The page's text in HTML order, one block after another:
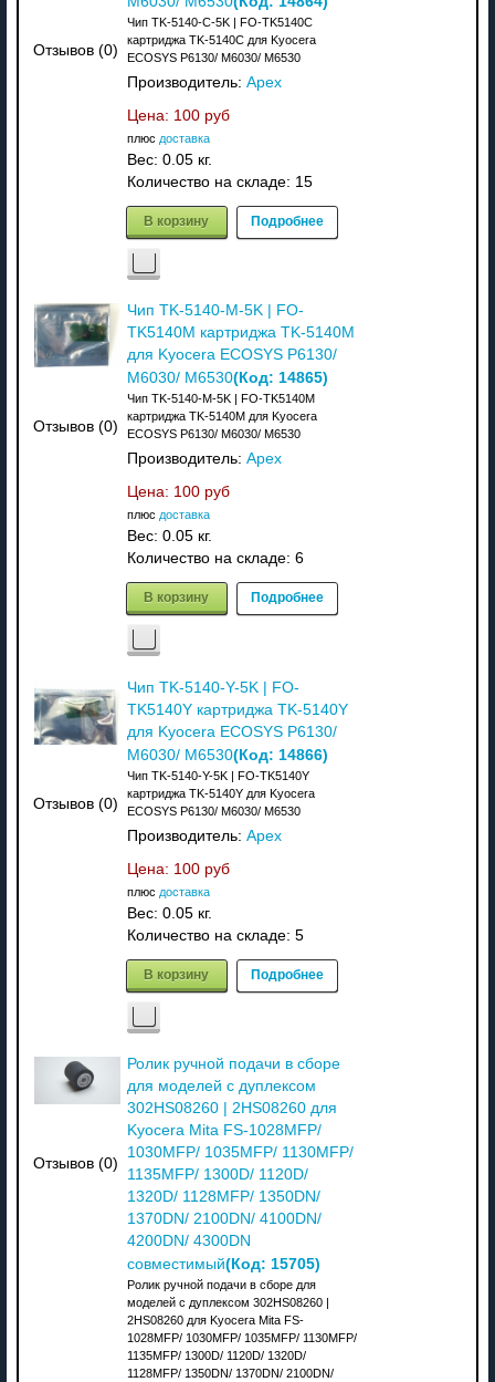
Отзывов (0)
Чип TK-5140-C-5K | FO-TK5140C
картриджа TK-5140C для Kyocera
ECOSYS P6130/ M6030/ M6530
Производитель: Apex
Цена: 100 руб
плюс доставка
Вес: 0.05 кг.
Количество на складе: 15
В корзину Подробнее
Отзывов (0)
Чип TK-5140-M-5K | FO-
TK5140M картриджа TK-5140M
для Kyocera ECOSYS P6130/
M6030/ M6530(Код: 14865)
Чип TK-5140-M-5K | FO-TK5140M
картриджа TK-5140M для Kyocera
ECOSYS P6130/ M6030/ M6530
Производитель: Apex
Цена: 100 руб
плюс доставка
Вес: 0.05 кг.
Количество на складе: 6
В корзину Подробнее
Отзывов (0)
Чип TK-5140-Y-5K | FO-
TK5140Y картриджа TK-5140Y
для Kyocera ECOSYS P6130/
M6030/ M6530(Код: 14866)
Чип TK-5140-Y-5K | FO-TK5140Y
картриджа TK-5140Y для Kyocera
ECOSYS P6130/ M6030/ M6530
Производитель: Apex
Цена: 100 руб
плюс доставка
Вес: 0.05 кг.
Количество на складе: 5
В корзину Подробнее
Отзывов (0)
Ролик ручной подачи в сборе
для моделей с дуплексом
302HS08260 | 2HS08260 для
Kyocera Mita FS-1028MFP/
1030MFP/ 1035MFP/ 1130MFP/
1135MFP/ 1300D/ 1120D/
1320D/ 1128MFP/ 1350DN/
1370DN/ 2100DN/ 4100DN/
4200DN/ 4300DN
совместимый(Код: 15705)
Ролик ручной подачи в сборе для
моделей с дуплексом 302HS08260 |
2HS08260 для Kyocera Mita FS-
1028MFP/ 1030MFP/ 1035MFP/ 1130MFP/
1135MFP/ 1300D/ 1120D/ 1320D/
1128MFP/ 1350DN/ 1370DN/ 2100DN/